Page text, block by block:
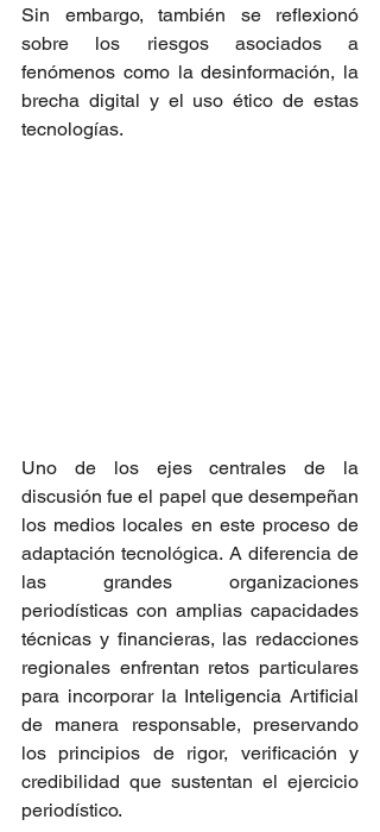
Sin embargo, también se reflexionó
sobre los riesgos asociados a
fenómenos como la desinformación, la
brecha digital y el uso ético de estas
tecnologías.
Uno de los ejes centrales de la
discusión fue el papel que desempeñan
los medios locales en este proceso de
adaptación tecnológica. A diferencia de
las grandes organizaciones
periodísticas con amplias capacidades
técnicas y financieras, las redacciones
regionales enfrentan retos particulares
para incorporar la Inteligencia Artificial
de manera responsable, preservando
los principios de rigor, verificación y
credibilidad que sustentan el ejercicio
periodístico.